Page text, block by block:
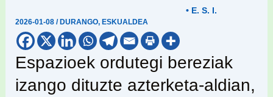
2026-01-08/ DURANGO, ESKUALDEA
• E. S. I.
Espazioek ordutegi bereziak
izango dituzte azterketa-aldian,